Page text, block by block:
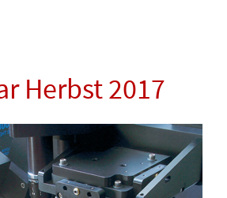
Herbst 2017